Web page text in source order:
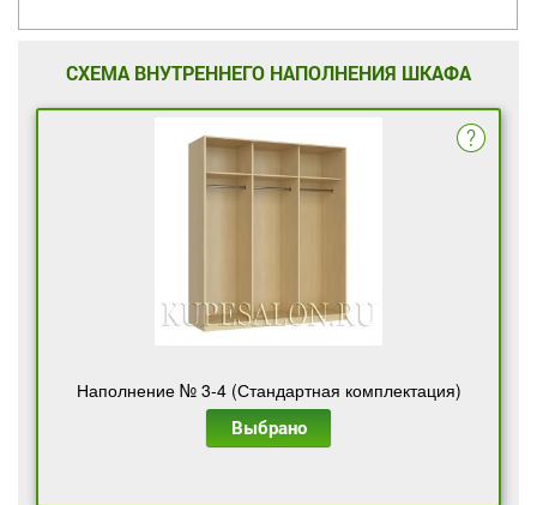
СХЕМА ВНУТРЕННЕГО НАПОЛНЕНИЯ ШКАФА
Наполнение № 3-4 (Стандартная комплектация)
Выбрано